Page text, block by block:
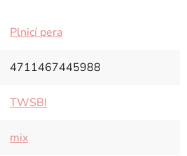
Plnicí pera
4711467445988
TWSBI
mix